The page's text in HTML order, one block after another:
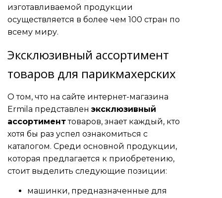
изготавливаемой продукции
осуществляется в более чем 100 стран по
всему миру.
Эксклюзивный ассортимент
товаров для парикмахерских
О том, что на сайте интернет-магазина
Ermila представлен эксклюзивный
ассортименттоваров, знает каждый, кто
хотя бы раз успел ознакомиться с
каталогом. Среди основной продукции,
которая предлагается к приобретению,
стоит выделить следующие позиции:
машинки, предназначенные для